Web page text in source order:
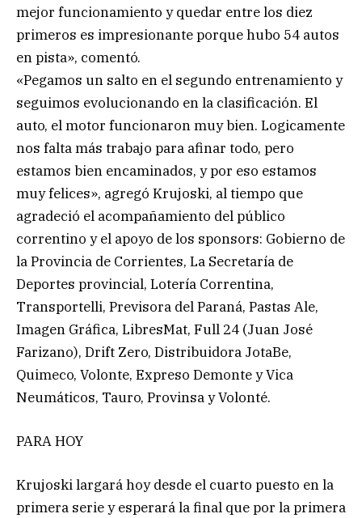
mejor funcionamiento y quedar entre los diez
primeros es impresionante porque hubo 54 autos
en pista», comentó.
«Pegamos un salto en el segundo entrenamiento y
seguimos evolucionando en la clasificación. El
auto, el motor funcionaron muy bien. Logicamente
nos falta más trabajo para afinar todo, pero
estamos bien encaminados, y por eso estamos
muy felices», agregó Krujoski, al tiempo que
agradeció el acompañamiento del público
correntino y el apoyo de los sponsors: Gobierno de
la Provincia de Corrientes, La Secretaría de
Deportes provincial, Lotería Correntina,
Transportelli, Previsora del Paraná, Pastas Ale,
Imagen Gráfica, LibresMat, Full 24 (Juan José
Farizano), Drift Zero, Distribuidora JotaBe,
Quimeco, Volonte, Expreso Demonte y Vica
Neumáticos, Tauro, Provinsa y Volonté.
PARA HOY
Krujoski largará hoy desde el cuarto puesto en la
primera serie y esperará la final que por la primera